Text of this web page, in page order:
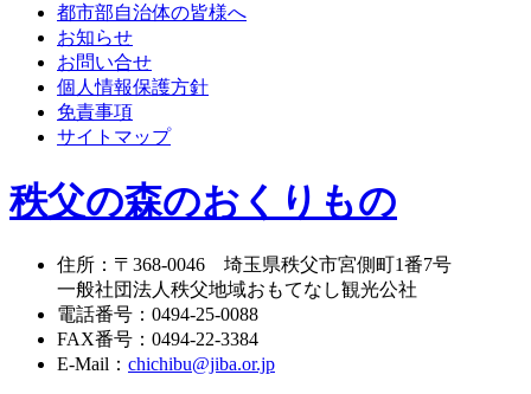
都市部自治体の皆様へ
お知らせ
お問い合せ
個人情報保護方針
免責事項
サイトマップ
秩父の森のおくりもの
住所 ： 〒368-0046 埼玉県秩父市宮側町1番7号
一般社団法人秩父地域おもてなし観光公社
電話番号 ： 0494-25-0088
FAX番号 ： 0494-22-3384
E-Mail ： chichibu@jiba.or.jp